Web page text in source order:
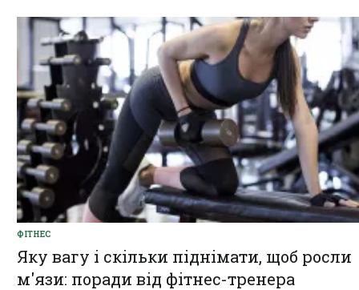
ФІТНЕС
Яку вагу і скільки піднімати, щоб росли
м'язи: поради від фітнес-тренера